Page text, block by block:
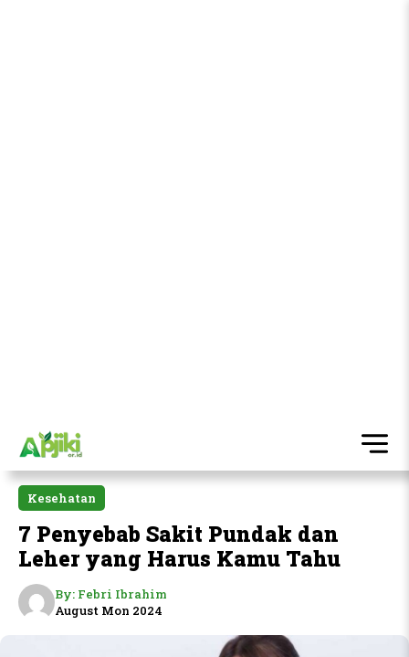
Kesehatan
7 Penyebab Sakit Pundak dan
Leher yang Harus Kamu Tahu
By: Febri Ibrahim
August Mon 2024